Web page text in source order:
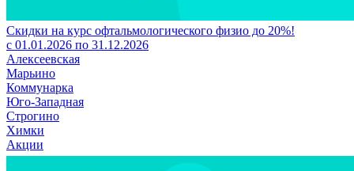
Скидки на курс офтальмологического физио до 20%!
с 01.01.2026 по 31.12.2026
Алексеевская
Марьино
Коммунарка
Юго-Западная
Строгино
Химки
Акции